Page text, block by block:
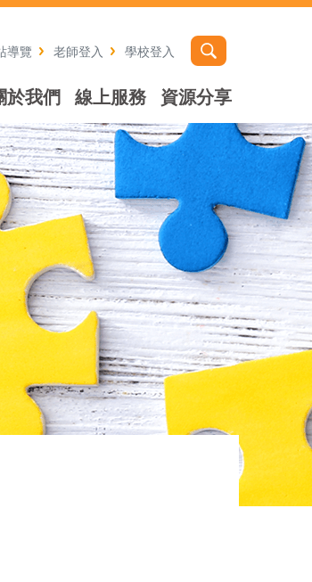
導覽 老師登入 學校登入
於我們 線上服務 資源分享